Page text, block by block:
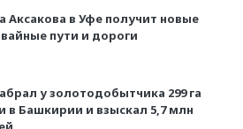
Аксакова в Уфе получит новые
пути и дороги
у золотодобытчика 299 га
в Башкирии и взыскал 5,7 млн